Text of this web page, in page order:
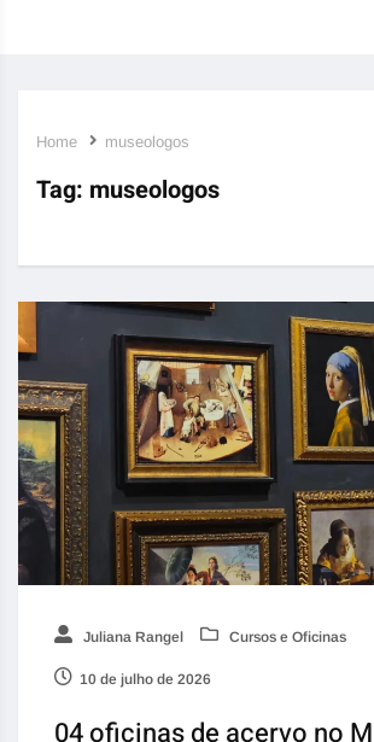
Home museologos
Tag: museologos
Juliana Rangel Cursos e Oficinas
10 de julho de 2026
04 oficinas de acervo no